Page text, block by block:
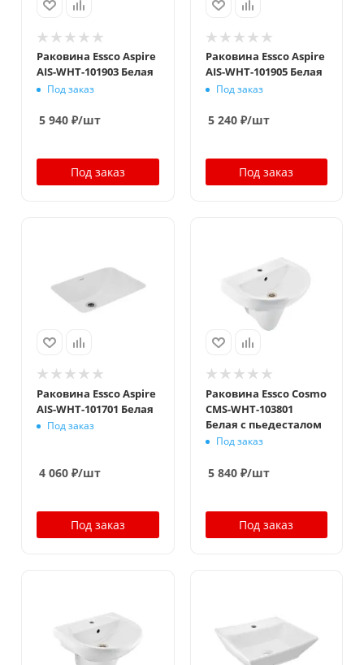
Раковина Essco Aspire
AIS-WHT-101903 Белая
Под заказ
5 940 ₽/шт
Под заказ
Раковина Essco Aspire
AIS-WHT-101905 Белая
Под заказ
5 240₽/шт
Под заказ
Раковина Essco Aspire
AIS-WHT-101701 Белая
Под заказ
4 060 ₽/шт
Под заказ
Раковина Essco Cosmo
CMS-WHT-103801
Белая с пьедесталом
Под заказ
5 840₽/шт
Под заказ